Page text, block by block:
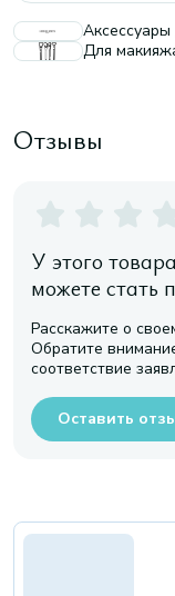
Аксессуары
Для
Отзывы
У этого
можете стать
Расскажите о
Обратите
соответствие
Оставить